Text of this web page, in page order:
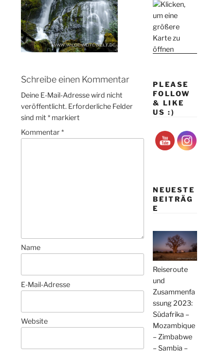
Schreibe einen Kommentar
Deine E-Mail-Adresse wird nicht
veröffentlicht. Erforderliche Felder
sind mit* markiert
Kommentar*
Name
E-Mail-Adresse
Website
PLEASE
FOLLOW
& LIKE
US :)
NEUESTE
BEITRÄG
E
Reiseroute
und
Zusammenfa
ssung 2023:
Südafrika –
Mozambique
– Zimbabwe
– Sambia –